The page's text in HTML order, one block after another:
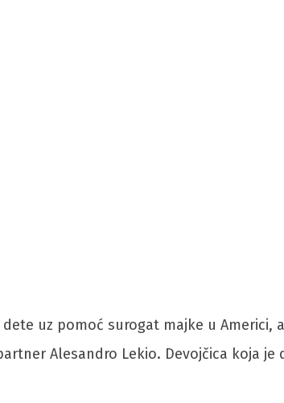
uz pomoć surogat majke u
Alesandro Lekio. Devojčica koja